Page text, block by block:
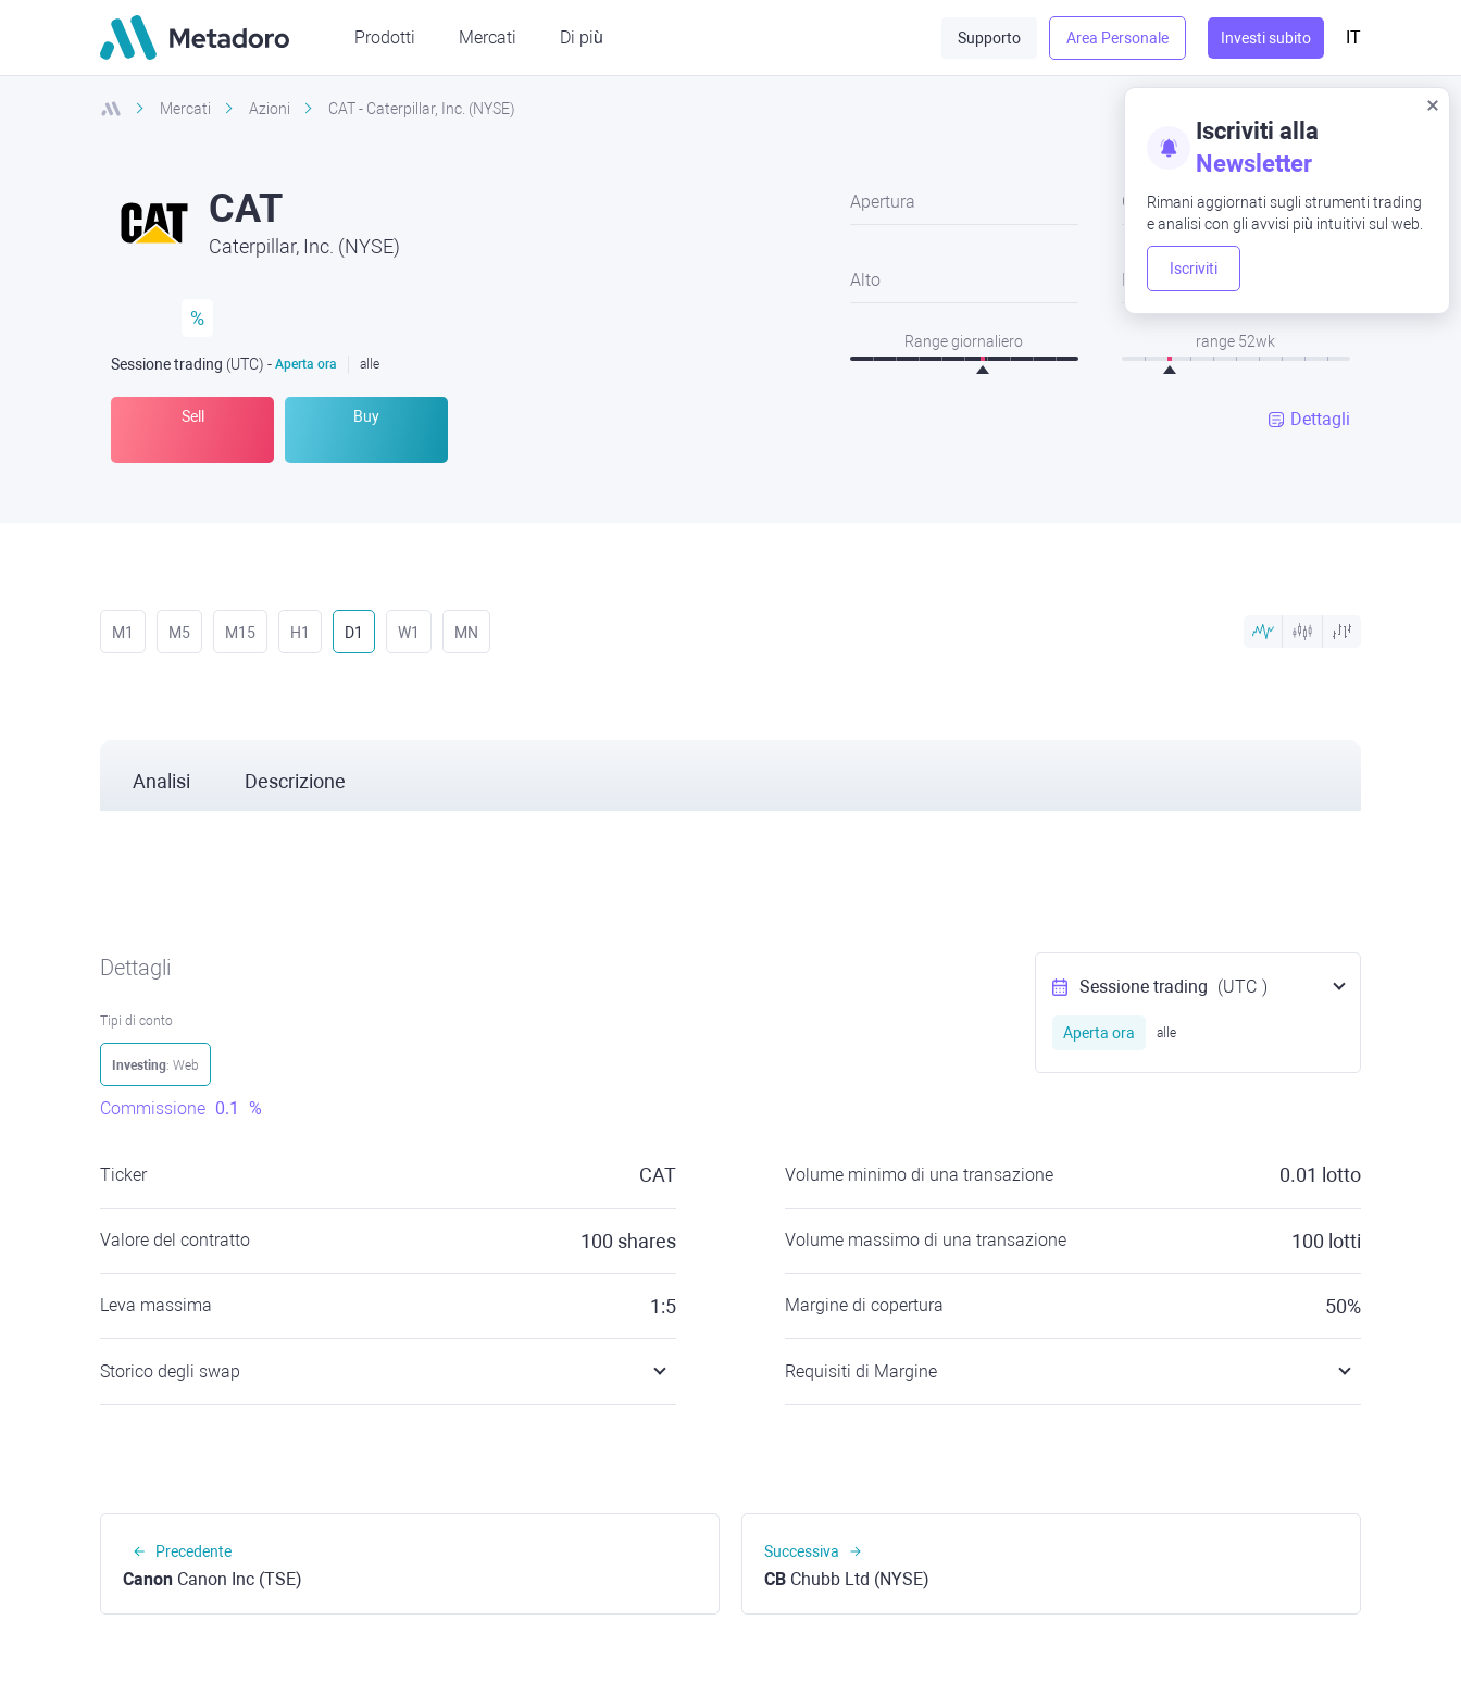
Prodotti Mercati Di più Supporto Area Personale Investi subito IT
Iscriviti alla
Newsletter
Rimani aggiornati sugli strumenti trading
e analisi con gli avvisi più intuitivi sul web.
Iscriviti
Mercati Azioni CAT - Caterpillar, Inc. (NYSE)
CAT
Caterpillar, Inc. (NYSE)
%
Sessione trading (UTC) - Aperta ora alle
Sell Buy
Apertura Chiusura
Alto Basso
Range giornaliero range 52wk
Dettagli
M1 M5 M15 H1 D1 W1 MN
Analisi Descrizione
Dettagli
Tipi di conto
Investing: Web
Commissione 0.1 %
Sessione trading (UTC )
Aperta ora alle
Ticker CAT
Valore del contratto 100 shares
Leva massima 1:5
Storico degli swap
Volume minimo di una transazione 0.01 lotto
Volume massimo di una transazione 100 lotti
Margine di copertura 50%
Requisiti di Margine
Precedente
Canon Canon Inc (TSE)
Successiva
CB Chubb Ltd (NYSE)